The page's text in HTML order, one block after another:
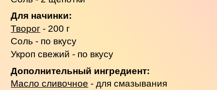
Для начинки:
Творог - 200 г
Соль - по вкусу
Укроп свежий - по вкусу
Дополнительный ингредиент:
Масло сливочное - для смазывания